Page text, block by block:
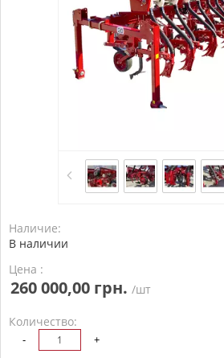
Наличие:
В наличии
Цена :
260 000,00 грн. /шт
Количество:
- +